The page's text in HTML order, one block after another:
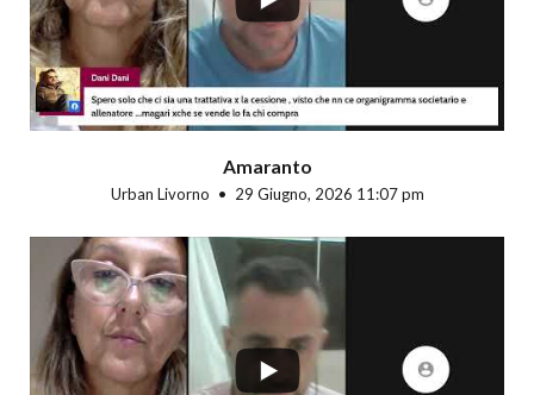
Amaranto
Urban Livorno 29 Giugno, 2026 11:07 pm